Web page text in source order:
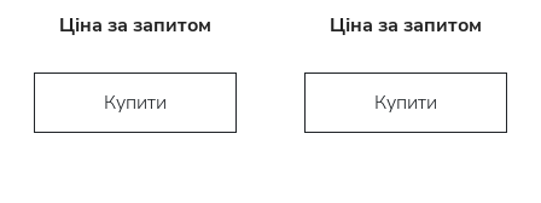
Ціна за запитом
Купити
Ціна за запитом
Купити